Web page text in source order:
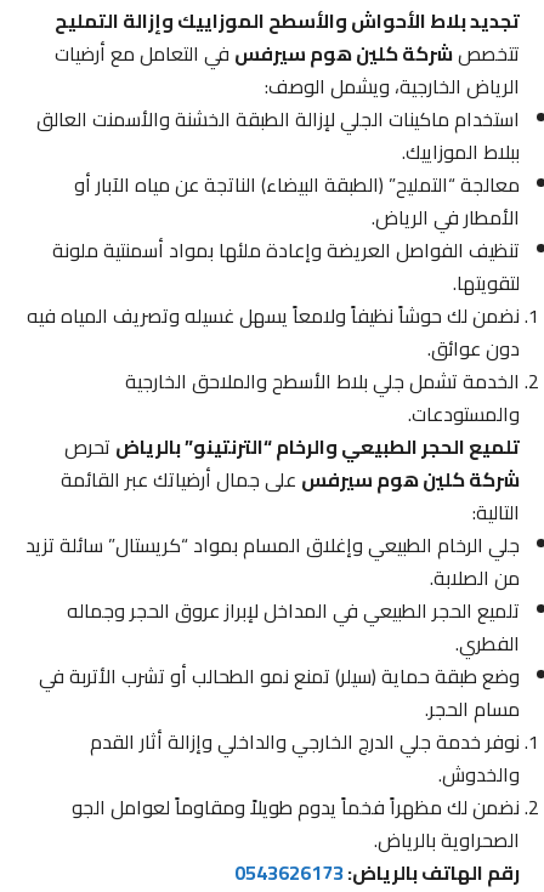
تجديد بلاط الأحواش والأسطح الموزاييك وإزالة التمليح
تتخصصشركة كلين هوم سيرفسفي التعامل مع أرضيات
الرياض الخارجية، ويشمل الوصف:
استخدام ماكينات الجلي لإزالة الطبقة الخشنة والأسمنت العالق
ببلاط الموزاييك.
معالجة “التمليح” (الطبقة البيضاء) الناتجة عن مياه الآبار أو
الأمطار في الرياض.
تنظيف الفواصل العريضة وإعادة ملئها بمواد أسمنتية ملونة
لتقويتها.
نضمن لك حوشاً نظيفاً ولامعاً يسهل غسيله وتصريف المياه فيه
دون عوائق.
الخدمة تشمل جلي بلاط الأسطح والملاحق الخارجية
والمستودعات.
تلميع الحجر الطبيعي والرخام “الترنتينو” بالرياضتحرص
شركة كلين هوم سيرفسعلى جمال أرضياتك عبر القائمة
التالية:
جلي الرخام الطبيعي وإغلاق المسام بمواد “كريستال” سائلة تزيد
من الصلابة.
تلميع الحجر الطبيعي في المداخل لإبراز عروق الحجر وجماله
الفطري.
وضع طبقة حماية (سيلر) تمنع نمو الطحالب أو تشرب الأتربة في
مسام الحجر.
نوفر خدمة جلي الدرج الخارجي والداخلي وإزالة أثار القدم
والخدوش.
نضمن لك مظهراً فخماً يدوم طويلاً ومقاوماً لعوامل الجو
الصحراوية بالرياض.
رقم الهاتف بالرياض:0543626173